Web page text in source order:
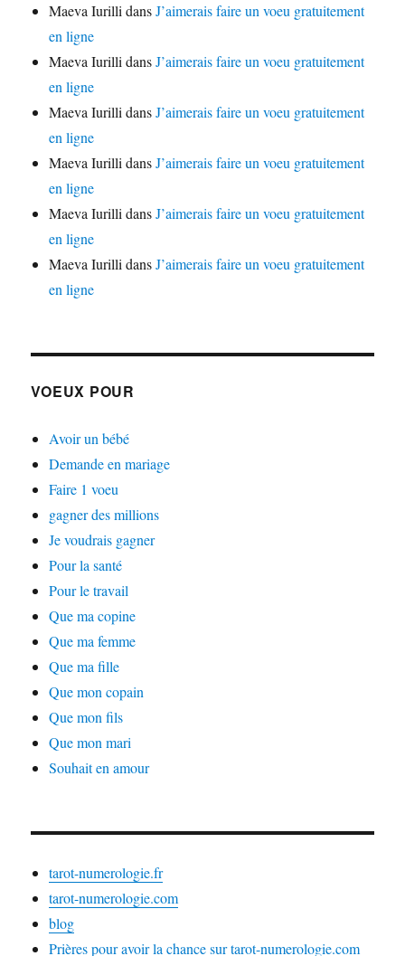
Maeva Iurilli dansJ’aimerais faire un voeu gratuitement
en ligne
Maeva Iurilli dansJ’aimerais faire un voeu gratuitement
en ligne
Maeva Iurilli dansJ’aimerais faire un voeu gratuitement
en ligne
Maeva Iurilli dansJ’aimerais faire un voeu gratuitement
en ligne
Maeva Iurilli dansJ’aimerais faire un voeu gratuitement
en ligne
Maeva Iurilli dansJ’aimerais faire un voeu gratuitement
en ligne
VOEUX POUR
Avoir un bébé
Demande en mariage
Faire 1 voeu
gagner des millions
Je voudrais gagner
Pour la santé
Pour le travail
Que ma copine
Que ma femme
Que ma fille
Que mon copain
Que mon fils
Que mon mari
Souhait en amour
tarot-numerologie.fr
tarot-numerologie.com
blog
Prières pour avoir la chance sur tarot-numerologie.com